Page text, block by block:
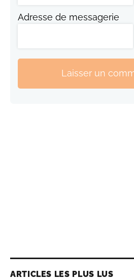
Adresse de messagerie
Laisser un
ARTICLES LES PLUS LUS